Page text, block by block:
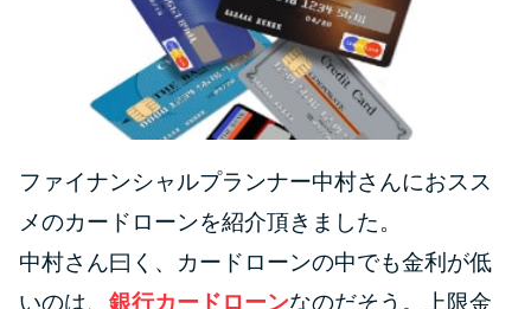
ファイナンシャルプランナー中村さんにおスス
メのカードローンを紹介頂きました。
中村さん曰く、カードローンの中でも金利が低
いのは、 銀行カードローンなのだそう。上限金